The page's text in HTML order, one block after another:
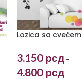
Lozica sa cvećem
3.150 рсд –
4.800 рсд